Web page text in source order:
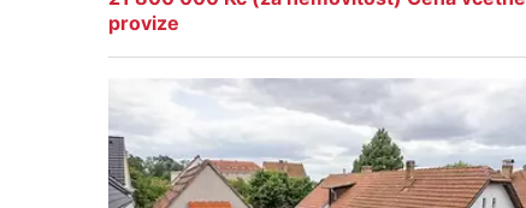
provize